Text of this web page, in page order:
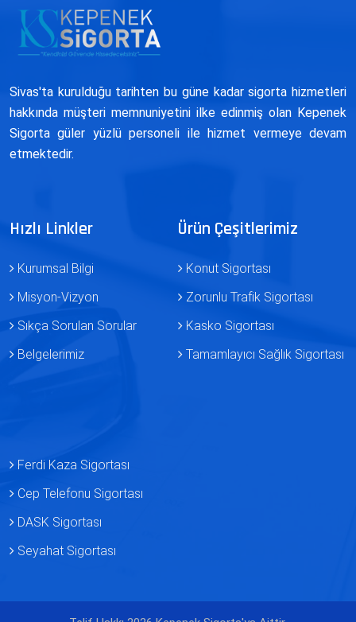
Sivas'ta kurulduğu tarihten bu güne kadar sigorta hizmetleri
hakkında müşteri memnuniyetini ilke edinmiş olan Kepenek
Sigorta güler yüzlü personeli ile hizmet vermeye devam
etmektedir.
Hızlı Linkler
Kurumsal Bilgi
Misyon-Vizyon
Sıkça Sorulan Sorular
Belgelerimiz
Ürün Çeşitlerimiz
Konut Sigortası
Zorunlu Trafik Sigortası
Kasko Sigortası
Tamamlayıcı Sağlık Sigortası
Ferdi Kaza Sigortası
Cep Telefonu Sigortası
DASK Sigortası
Seyahat Sigortası